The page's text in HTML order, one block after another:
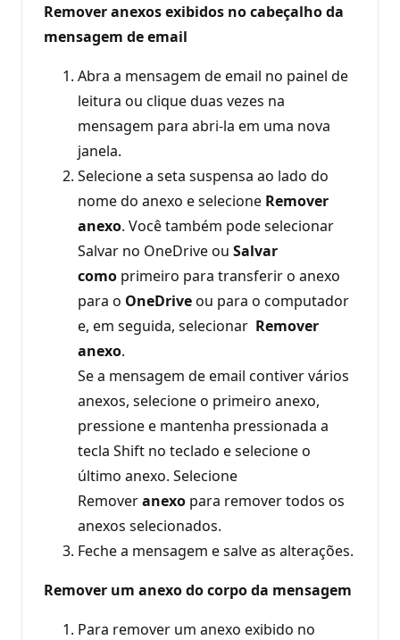
Remover anexos exibidos no cabeçalho da
mensagem de email
Abra a mensagem de email no painel de
leitura ou clique duas vezes na
mensagem para abri-la em uma nova
janela.
Selecione a seta suspensa ao lado do
nome do anexo e selecione Remover
anexo. Você também pode selecionar
Salvar no OneDrive ou Salvar
como primeiro para transferir o anexo
para o OneDriveou para o computador
e, em seguida, selecionar Remover
anexo.
Se a mensagem de email contiver vários
anexos, selecione o primeiro anexo,
pressione e mantenha pressionada a
tecla Shift no teclado e selecione o
último anexo. Selecione
Removeranexo para remover todos os
anexos selecionados.
Feche a mensagem e salve as alterações.
Remover um anexo do corpo da mensagem
Para remover um anexo exibido no